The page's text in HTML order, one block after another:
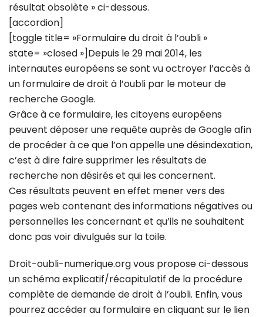
résultat obsolète » ci-dessous.
[accordion]
[toggle title= »Formulaire du droit à l’oubli »
state= »closed »]Depuis le 29 mai 2014, les
internautes européens se sont vu octroyer l’accès à
un formulaire de droit à l’oubli par le moteur de
recherche Google.
Grâce à ce formulaire, les citoyens européens
peuvent déposer une requête auprès de Google afin
de procéder à ce que l’on appelle une désindexation,
c’est à dire faire supprimer les résultats de
recherche non désirés et qui les concernent.
Ces résultats peuvent en effet mener vers des
pages web contenant des informations négatives ou
personnelles les concernant et qu’ils ne souhaitent
donc pas voir divulgués sur la toile.
Droit-oubli-numerique.org vous propose ci-dessous
un schéma explicatif/récapitulatif de la procédure
complète de demande de droit à l’oubli. Enfin, vous
pourrez accéder au formulaire en cliquant sur le lien